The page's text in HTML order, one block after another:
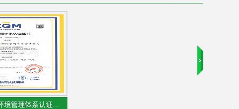
境管理体系认证…